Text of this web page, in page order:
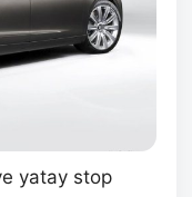
yatay stop